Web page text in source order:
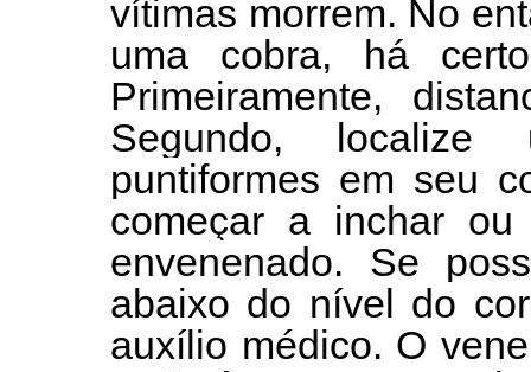
vítimas morrem. No
uma cobra, há
Primeiramente,
Segundo,
puntiformes em seu
começar a inchar
envenenado. Se
abaixo do nível do
auxílio médico. O